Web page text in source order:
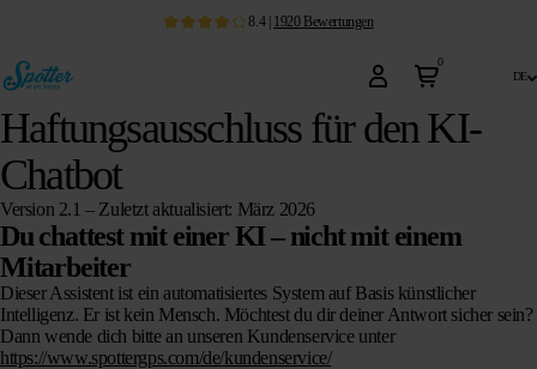
8.4| 1920 Bewertungen
0
de
Haftungsausschluss für den KI-
Chatbot
Version 2.1 – Zuletzt aktualisiert: März 2026
Du chattest mit einer KI – nicht mit einem
Mitarbeiter
Dieser Assistent ist ein automatisiertes System auf Basis künstlicher
Intelligenz. Er ist kein Mensch. Möchtest du dir deiner Antwort sicher sein?
Dann wende dich bitte an unseren Kundenservice unter
https://www.spottergps.com/de/kundenservice/